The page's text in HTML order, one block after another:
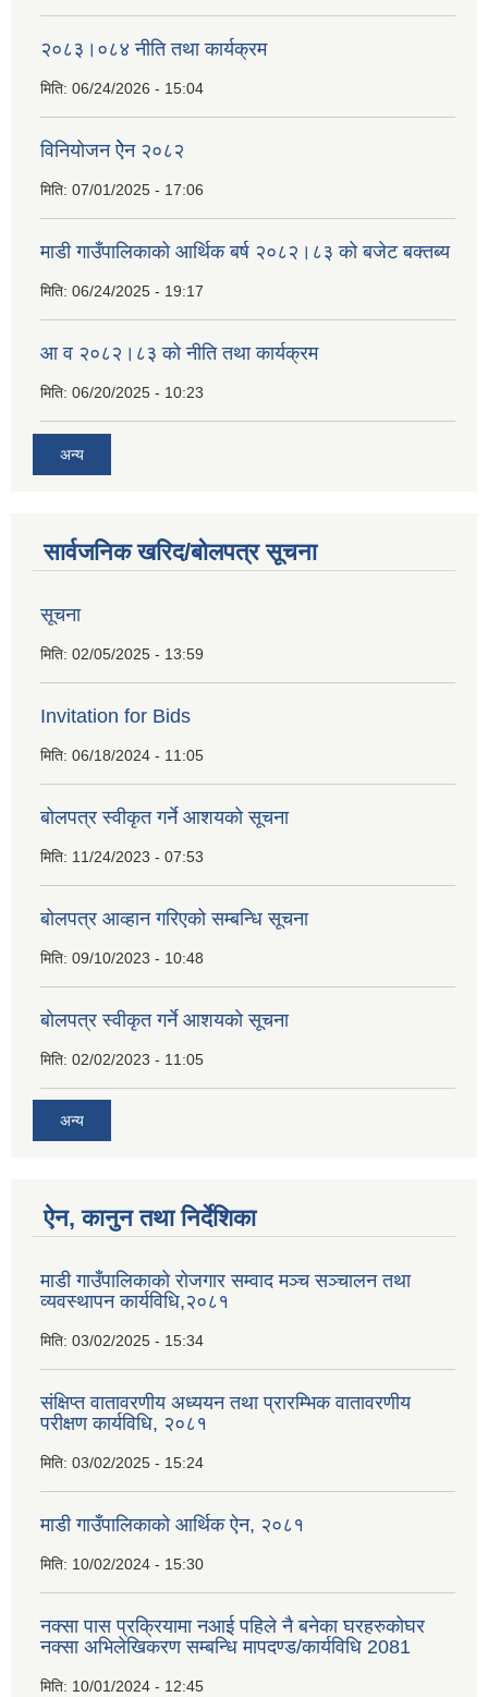
२०८३।०८४ नीति तथा कार्यक्रम
मिति: 06/24/2026 - 15:04
विनियोजन ऐेन २०८२
मिति: 07/01/2025 - 17:06
माडी गाउँपालिकाको आर्थिक बर्ष २०८२।८३ को बजेट बक्तब्य
मिति: 06/24/2025 - 19:17
आ व २०८२।८३ को नीति तथा कार्यक्रम
मिति: 06/20/2025 - 10:23
अन्य
सार्वजनिक खरिद/बोलपत्र सूचना
सूचना
मिति: 02/05/2025 - 13:59
Invitation for Bids
मिति: 06/18/2024 - 11:05
बोलपत्र स्वीकृत गर्ने आशयको सूचना
मिति: 11/24/2023 - 07:53
बोलपत्र आव्हान गरिएको सम्बन्धि सूचना
मिति: 09/10/2023 - 10:48
बाेलपत्र स्वीकृत गर्ने आशयकाे सूचना
मिति: 02/02/2023 - 11:05
अन्य
ऐन, कानुन तथा निर्देशिका
माडी गाउँपालिकाको रोजगार सम्वाद मञ्च सञ्चालन तथा
व्यवस्थापन कार्यविधि,२०८१
मिति: 03/02/2025 - 15:34
संक्षिप्त वातावरणीय अध्ययन तथा प्रारम्भिक वातावरणीय
परीक्षण कार्यविधि, २०८१
मिति: 03/02/2025 - 15:24
माडी गाउँपालिकाको आर्थिक ऐन, २०८१
मिति: 10/02/2024 - 15:30
नक्सा पास प्रक्रियामा नआई पहिले नै बनेका घरहरुकोघर
नक्सा अभिलेखिकरण सम्बन्धि मापदण्ड/कार्यविधि 2081
मिति: 10/01/2024 - 12:45